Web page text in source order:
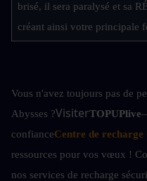
brisé, il sera paralysé et sa
créant ainsi votre principale
Vous n'avez toujours pas de
Abysses ?VisiterTOPUPlive
confianceCentre de recharge
ressources pour vos vœux !
nos services de recharge